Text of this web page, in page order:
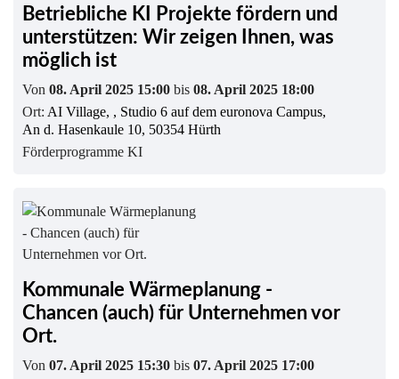
Betriebliche KI Projekte fördern und
unterstützen: Wir zeigen Ihnen, was
möglich ist
Von 08. April 2025 15:00 bis 08. April 2025 18:00
Ort: AI Village, , Studio 6 auf dem euronova Campus,
An d. Hasenkaule 10, 50354 Hürth
Förderprogramme KI
Kommunale Wärmeplanung -
Chancen (auch) für Unternehmen vor
Ort.
Von 07. April 2025 15:30 bis 07. April 2025 17:00